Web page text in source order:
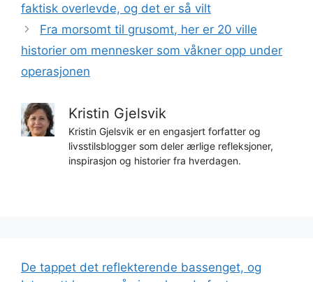
faktisk overlevde, og det er så vilt
Fra morsomt til grusomt, her er 20 ville
historier om mennesker som våkner opp under
operasjonen
Kristin Gjelsvik
Kristin Gjelsvik er en engasjert forfatter og
livsstilsblogger som deler ærlige refleksjoner,
inspirasjon og historier fra hverdagen.
De tappet det reflekterende bassenget, og